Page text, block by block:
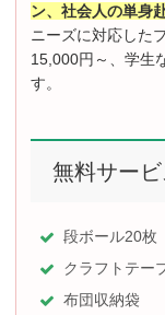
ン、社会人の単身
ニーズに対応した
15,000円～、学生
す。
無料サー
段ボール20枚
クラフトテー
布団収納袋